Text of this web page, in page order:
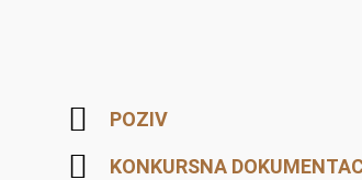
POZIV
KONKURSNA